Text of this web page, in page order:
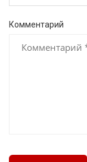
Комментарий